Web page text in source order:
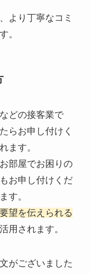
より丁寧なコミ
。
どの接客業で
らお申し付けく
ます。
部屋でお困りの
お申し付けくだ
す。
望を伝えられる
用されます。
がございました